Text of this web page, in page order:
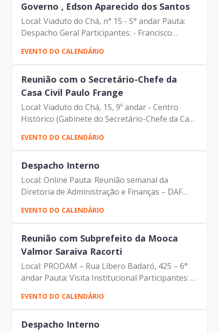
Governo , Edson Aparecido dos Santos
Local: Viaduto do Chá, n° 15 - 5° andar Pauta:
Despacho Geral Participantes: - Francisco
Forbes – Presidente | Prodam-SP - Edson
Aparecido - Secretário | Secretaria Municipal de
Governo
EVENTO DO CALENDÁRIO
Reunião com o Secretário-Chefe da
Casa Civil Paulo Frange
Local: Viaduto do Chá, 15, 9º andar - Centro
Histórico (Gabinete do Secretário-Chefe da Casa
Civil) Pauta: Sistema para a Eleição do Conselho
Participativo Participantes: - Francisco Forbes -...
EVENTO DO CALENDÁRIO
Despacho Interno
Local: Online Pauta: Reunião semanal da
Diretoria de Administração e Finanças – DAF
Prodam-SP - André Tomiatto - Assessor da
Presidência |...
EVENTO DO CALENDÁRIO
Reunião com Subprefeito da Mooca
Valmor Saraiva Racorti
Local: PRODAM – Rua Líbero Badaró, 425 – 6°
andar Pauta: Visita Institucional Participantes: -
Francisco Forbes – Presidente | Prodam-SP -
Tiago Miguel da Silva Luz - Diretor de
Relacionamento e...
EVENTO DO CALENDÁRIO
Despacho Interno